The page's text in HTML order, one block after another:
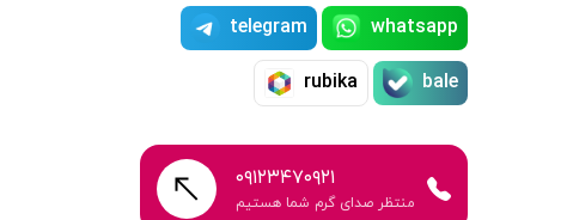
whatsapp
telegram
bale
rubika
۰۹۱۲۳۴۷۰۹۲۱
منتظر صدای گرم شما هستیم